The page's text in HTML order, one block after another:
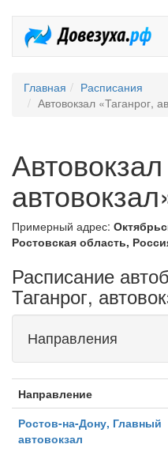
Главная
Расписания
Автовокзал «Таганрог,
Примерный адрес:
Ростовская область,
Расписание
Таганрог,
Направления
Направление
Ростов-на-Дону, Главный
автовокзал